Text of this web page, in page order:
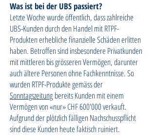
Was ist bei der UBS passiert?
Letzte Woche wurde öffentlich, dass zahlreiche
UBS-Kunden durch den Handel mit RTPF-
Produkten erhebliche finanzielle Schäden erlitten
haben. Betroffen sind insbesondere Privatkunden
mit mittleren bis grösseren Vermögen, darunter
auch ältere Personen ohne Fachkenntnisse. So
wurden RTPF-Produkte gemäss der
Sonntagszeitung bereits Kunden mit einem
Vermögen von «nur» CHF 600'000 verkauft.
Aufgrund der plötzlich fälligen Nachschusspflicht
sind diese Kunden heute faktisch ruiniert.